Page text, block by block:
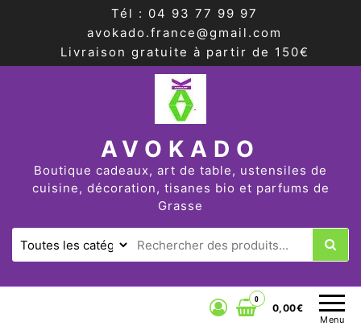
Tél : 04 93 77 99 97
avokado.france@gmail.com
Livraison gratuite à partir de 150€
AVOKADO
Boutique cadeaux, art de table, ustensiles de
cuisine, décoration, tisanes bio et parfums de
Grasse
Menu
0
0,00€